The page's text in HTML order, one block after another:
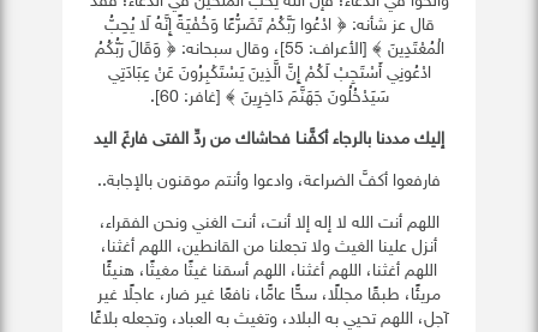
قال عز شأنه: ﴿ ادْعُوا رَبَّكُمْ تَضَرُّعًا وَخُفْيَةً إِنَّهُ لَا يُحِبُّ
الْمُعْتَدِينَ ﴾ [الأعراف: 55]، وقال سبحانه: ﴿ وَقَالَ رَبُّكُمُ
ادْعُونِي أَسْتَجِبْ لَكُمْ إِنَّ الَّذِينَ يَسْتَكْبِرُونَ عَنْ عِبَادَتِي
سَيَدْخُلُونَ جَهَنَّمَ دَاخِرِينَ ﴾ [غافر: 60].
إليك مددنا بالرجاء أكفَّنـا فحاشاك من ردِّ الفتى فارغَ اليد
فارفعوا أكفَّ الضراعة، وادعوا وأنتم موقنون بالإجابة..
اللهم أنت الله لا إله إلا أنت، أنت الغني ونحن الفقراء،
أنزل علينا الغيث ولا تجعلنا من القانطين، اللهم أغثنا،
اللهم أغثنا، اللهم أغثنا، اللهم أسقنا غيثًا مغيثًا، هنيئًا
مريئًا، طبقًا مجللًا، سحًّا عامًّا، نافعًا غير ضار، عاجلًا غير
آجل، اللهم تحيي به البلاد، وتغيث به العباد، وتجعله بلاغًا